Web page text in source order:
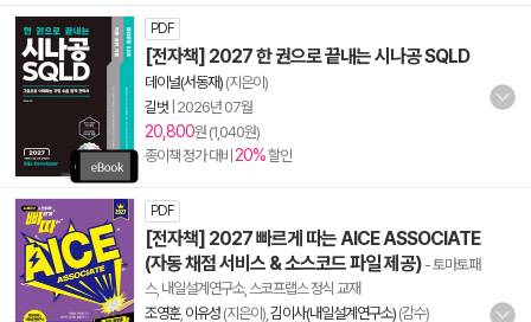
PDF
[전자책] 2027 한 권으로 끝내는 시나공 SQLD
데이널(서동재) (지은이)
길벗 2026년 07월
20,800원 (1,040원)
종이책 정가 대비 20%할인
PDF
[전자책] 2027 빠르게 따는 AICE ASSOCIATE
(자동 채점 서비스 & 소스코드 파일 제공) - 토마토패
스, 내일설계연구소, 스코프랩스 정식 교재
조영훈, 이유성 (지은이), 김이사(내일설계연구소) (감수)